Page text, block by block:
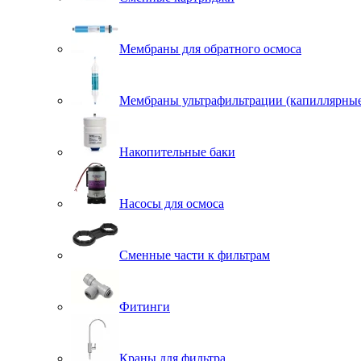
Мембраны для обратного осмоса
Мембраны ультрафильтрации
Накопительные баки
Насосы для осмоса
Сменные части к фильтрам
Фитинги
Краны для фильтра